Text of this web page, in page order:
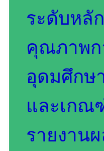
ระดับหลั
คุณภาพก
อุดมศึกษ
และเกณ
รายงาน